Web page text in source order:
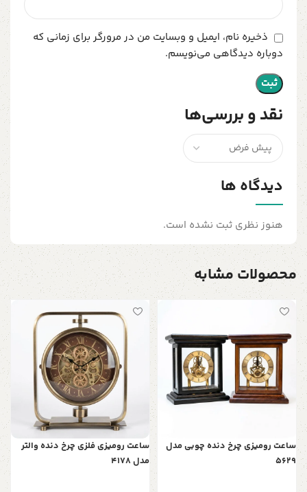
نقد و بررسی‌ها
دیدگاه ها
هنوز نظری ثبت نشده است.
ذخیره نام، ایمیل و وبسایت من در مرورگر برای زمانی که
دوباره دیدگاهی می‌نویسم.
محصولات مشابه
ساعت رومیزی چرخ دنده چوبی مدل
5629
ساعت رومیزی فلزی چرخ دنده والتر
مدل 4178